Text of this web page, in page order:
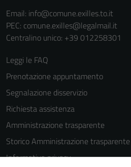
Email: info@comune.exilles.to.it
PEC: comune.exilles@legalmail.it
Centralino unico: +39 012258301
Leggi le FAQ
Prenotazione appuntamento
Segnalazione disservizio
Richiesta assistenza
Amministrazione trasparente
Storico Amministrazione trasparente
Informativa privacy